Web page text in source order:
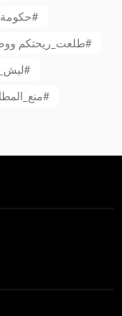
حكومة_النفايات_الوطنية#
طلعت_ريحتكم ووصلت عالمريخ#
ليش_في_احلى_من_خرا_لبنان#
منع_المطامر#